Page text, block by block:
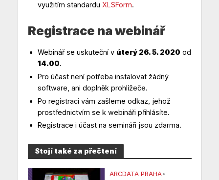
využitím standardu XLSForm.
Registrace na webinář
Webinář se uskuteční v úterý 26. 5. 2020 od
14.00.
Pro účast není potřeba instalovat žádný
software, ani doplněk prohlížeče.
Po registraci vám zašleme odkaz, jehož
prostřednictvím se k webináři přihlásíte.
Registrace i účast na semináři jsou zdarma.
Stojí také za přečtení
ARCDATA PRAHA•